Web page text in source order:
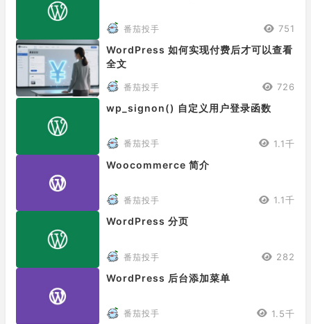
番茄投手 751
WordPress 如何实现付费后才可以查看
全文
番茄投手 726
wp_signon() 自定义用户登录函数
番茄投手 1.1千
Woocommerce 简介
番茄投手 1.1千
WordPress 分页
番茄投手 282
WordPress 后台添加菜单
番茄投手 1.5千